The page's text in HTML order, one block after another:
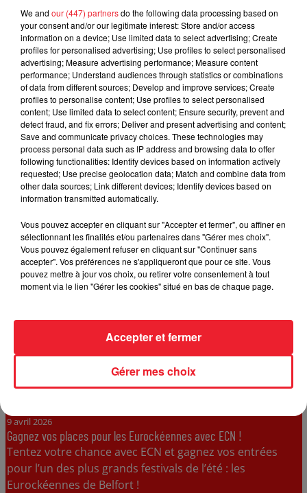
10 avril 2026
🎪 Jeu concours ECN : gagnez vos places pour le Cirque Arlette...
ECN vous offre la possibilité de remporter vos
invitations pour le nouveau spectacle 2026 du Cirque
Arlette Gruss, “Parenthèse”. Participez par SMS et
tentez...
9 avril 2026
Gagnez vos places pour les Eurockéennes avec ECN !
Tentez votre chance avec ECN et gagnez vos entrées
pour l’un des plus grands festivals de l’été : les
Eurockéennes de Belfort !
We and our (447) partnersdo the following data processing based on
your consent and/or our legitimate interest: Store and/or access
information on a device; Use limited data to select advertising; Create
profiles for personalised advertising; Use profiles to select personalised
advertising; Measure advertising performance; Measure content
performance; Understand audiences through statistics or combinations
of data from different sources; Develop and improve services; Create
profiles to personalise content; Use profiles to select personalised
content; Use limited data to select content; Ensure security, prevent and
detect fraud, and fix errors; Deliver and present advertising and content;
Save and communicate privacy choices. These technologies may
process personal data such as IP address and browsing data to offer
following functionalities: Identify devices based on information actively
requested; Use precise geolocation data; Match and combine data from
other data sources; Link different devices; Identify devices based on
information transmitted automatically.
Vous pouvez accepter en cliquant sur "Accepter et fermer", ou affiner en
sélectionnant les finalités et/ou partenaires dans "Gérer mes choix".
Vous pouvez également refuser en cliquant sur "Continuer sans
accepter". Vos préférences ne s'appliqueront que pour ce site. Vous
pouvez mettre à jour vos choix, ou retirer votre consentement à tout
moment via le lien "Gérer les cookies" situé en bas de chaque page.
Gérer mes choix
Accepter et fermer